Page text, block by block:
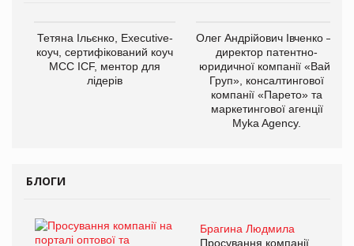
Тетяна Ільєнко, Executive-
коуч, сертифікований коуч
МСС ICF, ментор для
лідерів
Олег Андрійович Івченко —
директор патентно-
юридичної компанії «Вайз
Груп», консалтингової
компанії «Парето» та
маркетингової агенції
Myka Agency.
БЛОГИ
Брагина Людмила
Просування компанії